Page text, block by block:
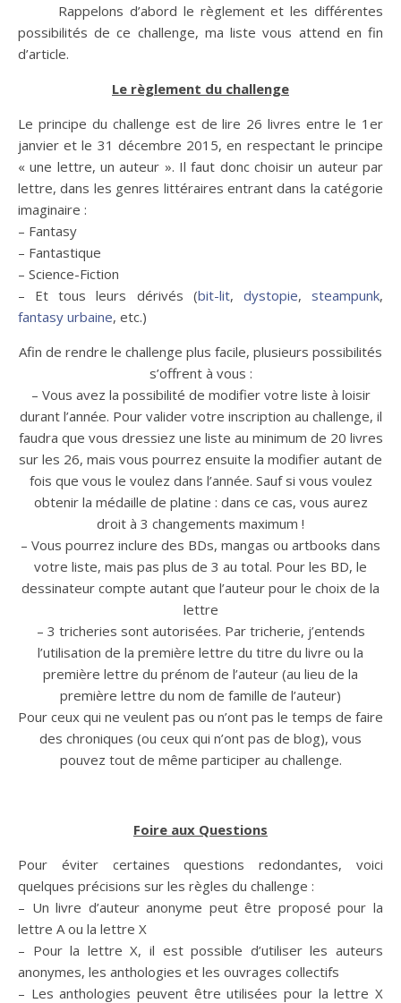
Rappelons d’abord le règlement et les différentes
possibilités de ce challenge, ma liste vous attend en fin
d’article.
Le règlement du challenge
Le principe du challenge est de lire 26 livres entre le 1er
janvier et le 31 décembre 2015, en respectant le principe
« une lettre, un auteur ». Il faut donc choisir un auteur par
lettre, dans les genres littéraires entrant dans la catégorie
imaginaire :
– Fantasy
– Fantastique
– Science-Fiction
– Et tous leurs dérivés (bit-lit, dystopie,steampunk,
fantasy urbaine, etc.)
Afin de rendre le challenge plus facile, plusieurs possibilités
s’offrent à vous :
– Vous avez la possibilité de modifier votre liste à loisir
durant l’année. Pour valider votre inscription au challenge, il
faudra que vous dressiez une liste au minimum de 20 livres
sur les 26, mais vous pourrez ensuite la modifier autant de
fois que vous le voulez dans l’année. Sauf si vous voulez
obtenir la médaille de platine : dans ce cas, vous aurez
droit à 3 changements maximum !
– Vous pourrez inclure des BDs, mangas ou artbooks dans
votre liste, mais pas plus de 3 au total. Pour les BD, le
dessinateur compte autant que l’auteur pour le choix de la
lettre
– 3 tricheries sont autorisées. Par tricherie, j’entends
l’utilisation de la première lettre du titre du livre ou la
première lettre du prénom de l’auteur (au lieu de la
première lettre du nom de famille de l’auteur)
Pour ceux qui ne veulent pas ou n’ont pas le temps de faire
des chroniques (ou ceux qui n’ont pas de blog), vous
pouvez tout de même participer au challenge.
Foire aux Questions
Pour éviter certaines questions redondantes, voici
quelques précisions sur les règles du challenge :
– Un livre d’auteur anonyme peut être proposé pour la
lettre A ou la lettre X
– Pour la lettre X, il est possible d’utiliser les auteurs
anonymes, les anthologies et les ouvrages collectifs
– Les anthologies peuvent être utilisées pour la lettre X